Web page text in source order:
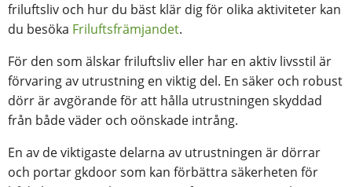
friluftsliv och hur du bäst klär dig för olika aktiviteter kan
du besöka Friluftsfrämjandet.
För den som älskar friluftsliv eller har en aktiv livsstil är
förvaring av utrustning en viktig del. En säker och robust
dörr är avgörande för att hålla utrustningen skyddad
från både väder och oönskade intrång.
En av de viktigaste delarna av utrustningen är dörrar
och portar gkdoor som kan förbättra säkerheten för